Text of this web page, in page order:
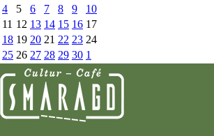
4
5 6 7 8 9
10
11 12 13 14 15 16 17
18 19 20 21 22 23 24
25 26 27 28 29 30 1